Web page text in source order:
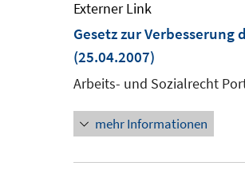
Externer Link
Gesetz zur
(25.04.2007)
Arbeits- und Sozialrecht
mehr Informationen